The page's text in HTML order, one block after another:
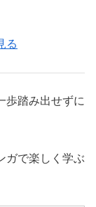
る
歩踏み出せずに
ガで楽しく学ぶ